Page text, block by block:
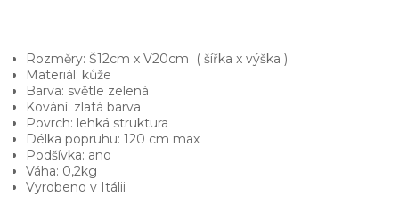
Rozměry: Š12cm x V20cm ( šířka x výška )
Materiál: kůže
Barva: světle zelená
Kování: zlatá barva
Povrch: lehká struktura
Délka popruhu: 120 cm max
Podšívka: ano
Váha: 0,2kg
Vyrobeno v Itálii